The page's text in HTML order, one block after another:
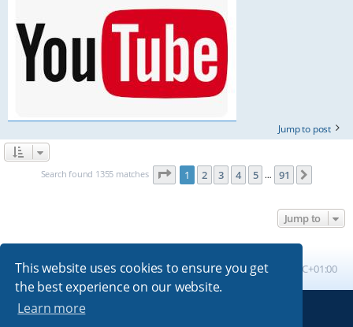
This website uses cookies to ensure you get
the best experience on our website.
Learn more
Jump to post
Search found 1355 matches Page 1of 91
1 2 3 4 5 … 91
Jump to
Board index All times are UTC+01:00